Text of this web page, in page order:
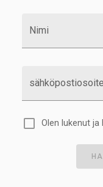
Nimi
sähköpostiosoite
Olen lukenut ja